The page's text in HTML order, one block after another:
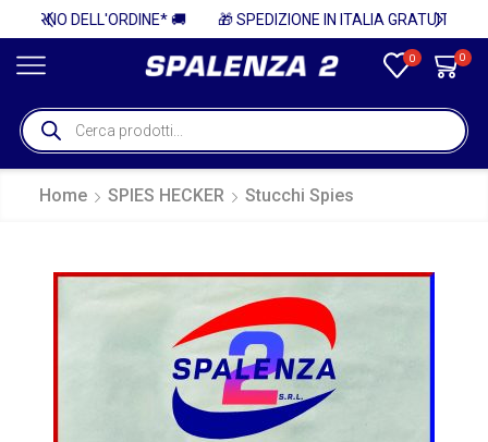
🎁 SPEDIZIONE IN ITALIA GRATUITA PER ORDINI SUPERIORI A 750€ + IVA 🎁
0 0
Home SPIES HECKER Stucchi Spies